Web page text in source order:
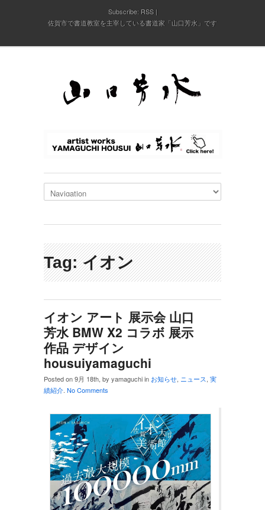
Subscribe: RSS
佐賀市で書道教室を主宰している書道家「山口芳水」です
Tag: イオン
イオン アート 展示会 山口
芳水 BMW X2 コラボ 展示
作品 デザイン
housuiyamaguchi
Posted on 9月 18th, by yamaguchi in お知らせ, ニュース, 実
績紹介. No Comments